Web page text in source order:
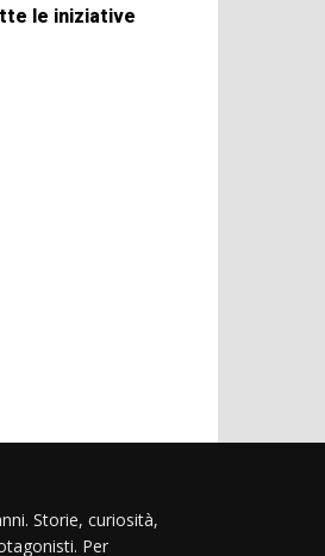
le iniziative
Storie, curiosità,
Per